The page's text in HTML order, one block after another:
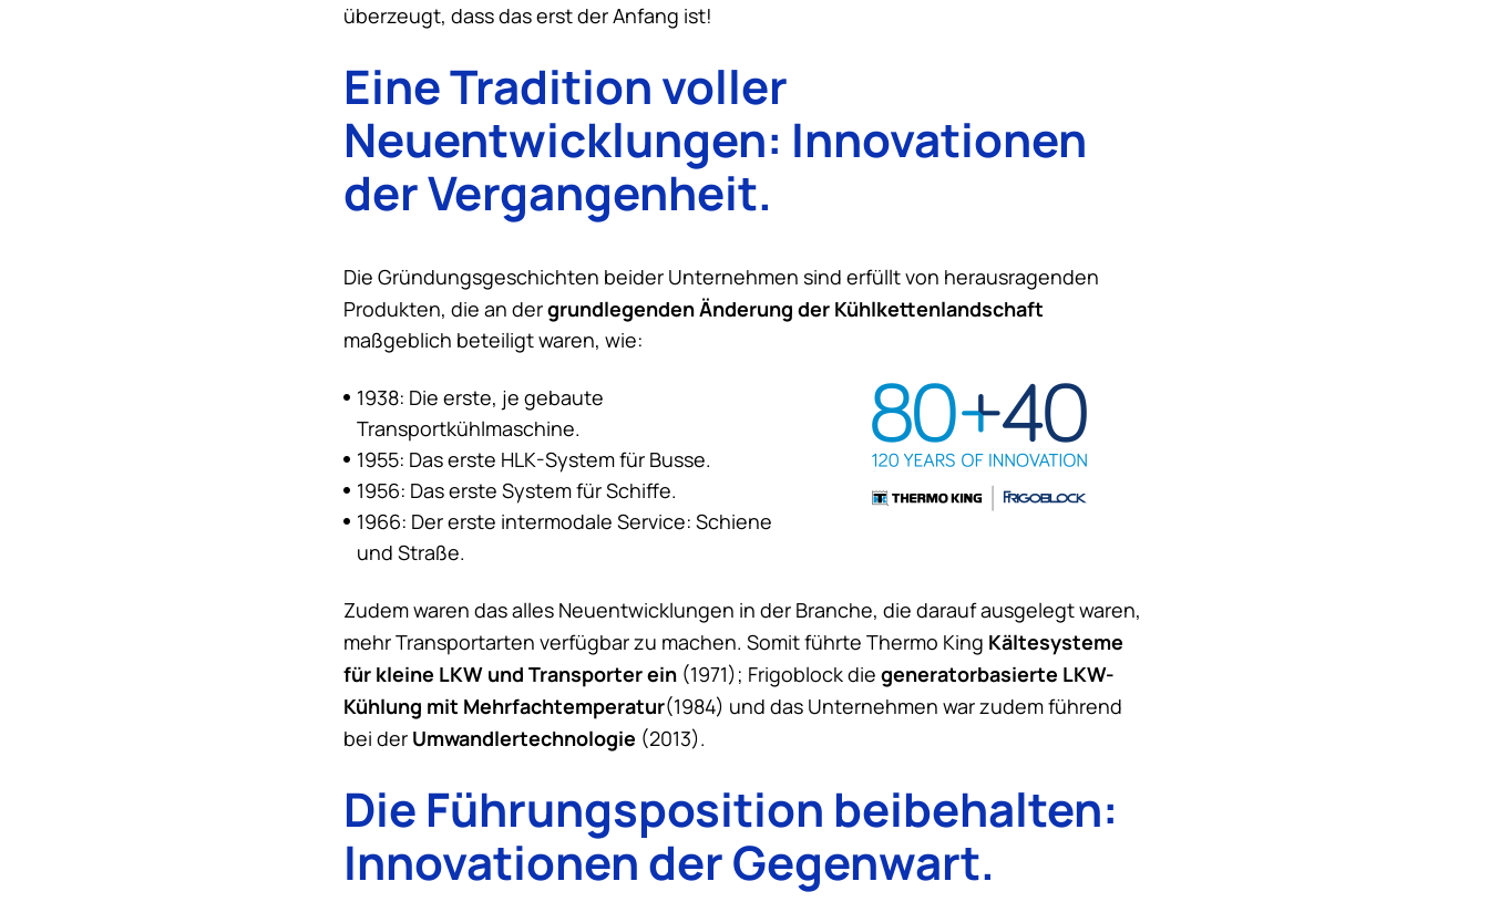
überzeugt, dass das erst der Anfang ist!
Eine Tradition voller
Neuentwicklungen: Innovationen
der Vergangenheit.
Die Gründungsgeschichten beider Unternehmen sind erfüllt von herausragenden
Produkten, die an dergrundlegenden Änderung der Kühlkettenlandschaft
maßgeblich beteiligt waren, wie:
1938: Die erste, je gebaute
Transportkühlmaschine.
1955: Das erste HLK-System für Busse.
1956: Das erste System für Schiffe.
1966: Der erste intermodale Service: Schiene
und Straße.
Zudem waren das alles Neuentwicklungen in der Branche, die darauf ausgelegt waren,
mehr Transportarten verfügbar zu machen. Somit führte Thermo King Kältesysteme
für kleine LKW und Transporter ein (1971); Frigoblock die generatorbasierte LKW-
Kühlung mit Mehrfachtemperatur(1984) und das Unternehmen war zudem führend
bei der Umwandlertechnologie (2013).
Die Führungsposition beibehalten:
Innovationen der Gegenwart.